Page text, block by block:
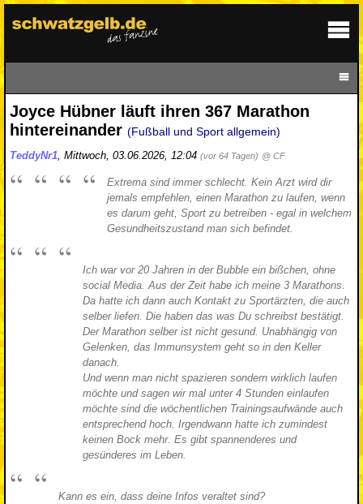
Joyce Hübner läuft ihren 367 Marathon
hintereinander (Fußball und Sport allgemein)
TeddyNr1, Mittwoch, 03.06.2026, 12:04 (vor 64 Tagen) @ CF
Extrema sind immer schlecht. Kein Arzt wird dir
jemals empfehlen, einen Marathon zu laufen, wenn
es darum geht, Sport zu betreiben - egal in welchem
Gesundheitszustand man sich befindet.
Ich war vor 20 Jahren in der Bubble ein bißchen, ohne
social Media. Aus der Zeit habe ich meine 3 Marathons.
Da hatte ich dann auch Kontakt zu Sportärzten, die auch
selber liefen. Die haben das was Du schreibst bestätigt.
Der Marathon selber ist nicht gesund. Unabhängig von
Gelenken, das Immunsystem geht so in den Keller
danach.
Und wenn man nicht spazieren sondern wirklich laufen
möchte und sagen wir mal unter 4 Stunden einlaufen
möchte sind die wöchentlichen Trainingsaufwände auch
entsprechend hoch. Irgendwann hatte ich zumindest
keinen Bock mehr. Es gibt spannenderes und
gesünderes im Leben.
Kann es ein, dass deine Infos veraltet sind?